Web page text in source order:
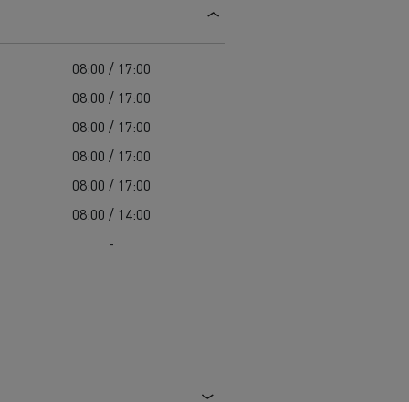
Delanchy Group
Feldschlösschen - Carlsberg
Toimitusta varten
08:00 / 17:00
08:00 / 17:00
08:00 / 17:00
08:00 / 17:00
08:00 / 17:00
08:00 / 14:00
-